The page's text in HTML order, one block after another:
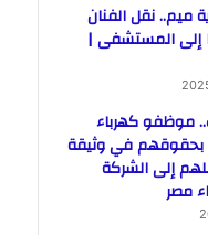
ميم.. نقل الفنان
إلى المستشفى |
موظفو كهرباء
بحقوقهم في وثيقة
إلى الشركة
مصر